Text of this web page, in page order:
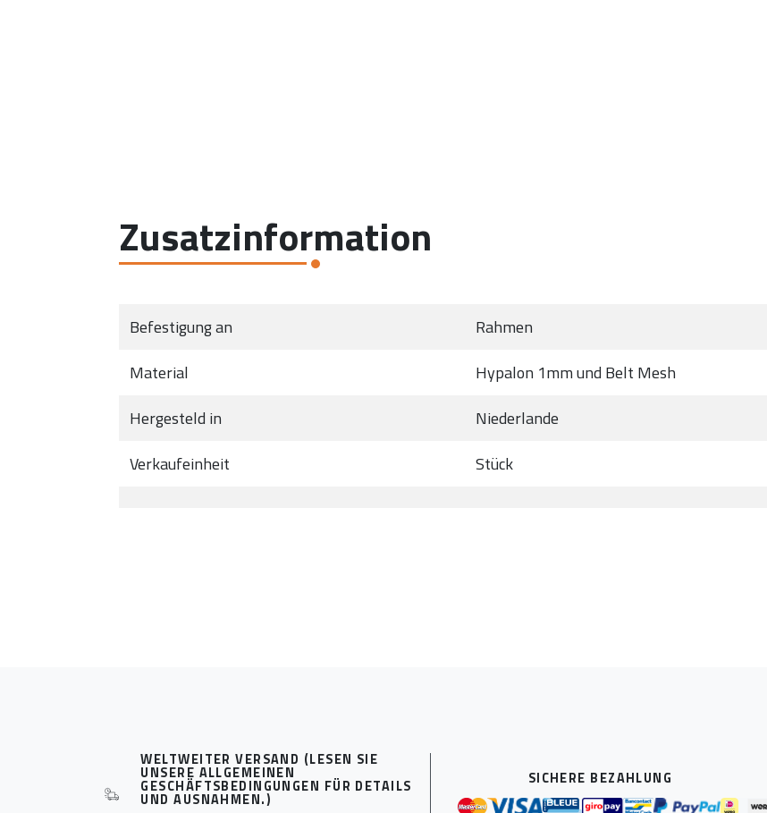
Zusatzinformation
Befestigung an
Rahmen
Material
Hypalon 1mm und Belt Mesh
Hergesteld in
Niederlande
Verkaufeinheit
Stück
WELTWEITER VERSAND (LESEN SIE
UNSERE ALLGEMEINEN
GESCHÄFTSBEDINGUNGEN FÜR DETAILS
UND AUSNAHMEN.)
SICHERE BEZAHLUNG